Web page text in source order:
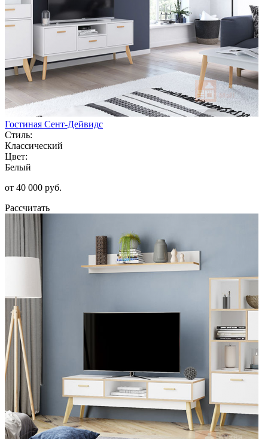
Гостиная Сент-Дейвидс
Стиль:
Классический
Цвет:
Белый
от 40 000 руб.
Рассчитать